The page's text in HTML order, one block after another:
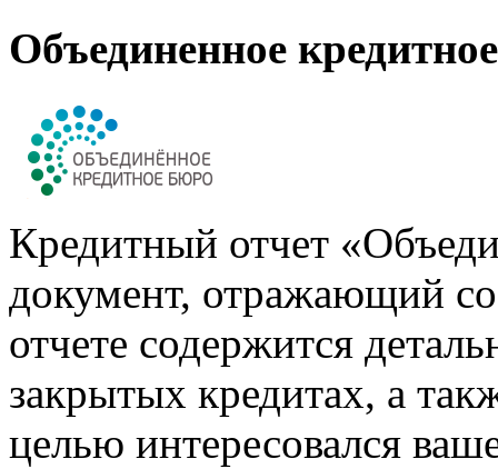
Объединенное
Кредитный отчет
документ, отражающий
отчете содержится
закрытых кредитах, а
целью интересовался